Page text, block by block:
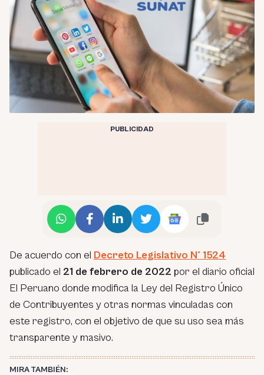
PUBLICIDAD
De acuerdo con el Decreto Legislativo N° 1524
publicado el 21 de febrero de 2022 por el diario oficial
El Peruano donde modifica la Ley del Registro Único
de Contribuyentes y otras normas vinculadas con
este registro, con el objetivo de que su uso sea más
transparente y masivo.
MIRA TAMBIÉN: